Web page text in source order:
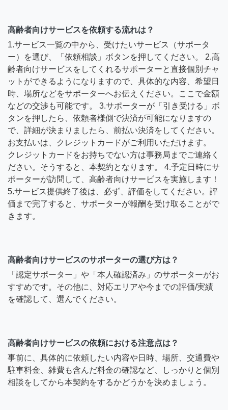
高齢者向けサービスを依頼する流れは？
1.サービス一覧の中から、受けたいサービス（サポータ
ー）を選び、「依頼相談」ボタンを押してください。 2.高
齢者向けサービスをしてくれるサポーターと直接個別チャ
ットができるようになりますので、具体的な内容、希望日
時、場所などをサポーターへお伝えください。ここで金額
などの交渉も可能です。 3.サポーターが「引き受ける」ボ
タンを押したら、依頼者様側で決済が可能になりますの
で、詳細が決まりましたら、前払い決済をしてください。
お支払いは、クレジットカードがご利用いただけます。
クレジットカードをお持ちでない方は事務局までご連絡く
ださい。そうすると、本契約となります。 4.予定日時にサ
ポーターが訪問して、高齢者向けサービスを実施します！
5.サービス提供終了後は、必ず、評価をしてください。評
価まで完了すると、サポーターが報酬を受け取ることがで
きます。
高齢者向けサービスのサポーターの選び方は？
「認定サポーター」や「本人確認済み」のサポーターがお
すすめです。その他に、対応エリアや今までの評価/実績
を確認して、選んでください。
高齢者向けサービスの依頼における注意点は？
事前に、具体的に依頼したい内容や日時、場所、交通費や
駐車料金、雑費も含んだ料金の確認など、しっかりと個別
相談をしてから本契約をするかどうかを決めましょう。